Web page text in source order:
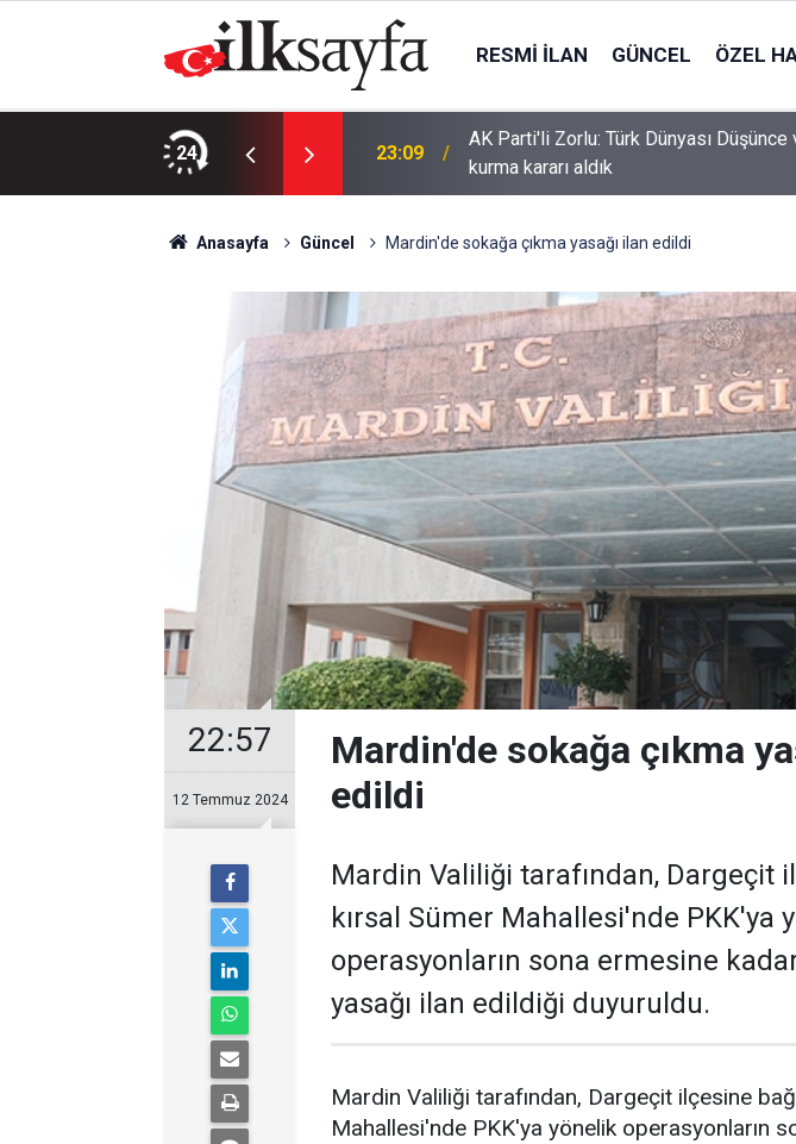
RESMI İLAN GÜNCEL ÖZEL
24
kavga: 4 yaralı 23:09
AK Parti'li Zorlu: Türk Dünyası Düşünce
kurma kararı aldık
Anasayfa Güncel Mardin'de sokağa çıkma yasağı ilan edildi
22:57
12 Temmuz 2024
Mardin'de sokağa çıkma
edildi
Mardin Valiliği tarafından, Dargeçit
kırsal Sümer Mahallesi'nde PKK'ya
operasyonların sona ermesine
yasağı ilan edildiği duyuruldu.
Mardin Valiliği tarafından, Dargeçit ilçesine
Mahallesi'nde PKK'ya yönelik operasyonların